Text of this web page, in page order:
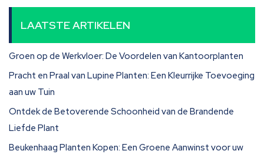
LAATSTE ARTIKELEN
Groen op de Werkvloer: De Voordelen van Kantoorplanten
Pracht en Praal van Lupine Planten: Een Kleurrijke Toevoeging
aan uw Tuin
Ontdek de Betoverende Schoonheid van de Brandende
Liefde Plant
Beukenhaag Planten Kopen: Een Groene Aanwinst voor uw